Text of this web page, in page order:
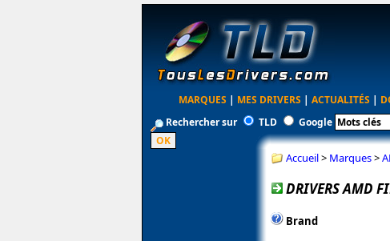
MARQUES | MES DRIVERS | ACTUALITÉS |
Rechercher sur
TLD Google
Accueil> Marques>
DRIVERS AMD
Brand